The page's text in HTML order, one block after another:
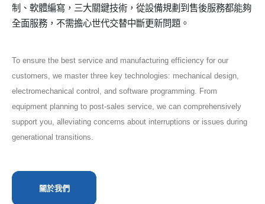
制、軟體編寫，三大關鍵技術，從設備規劃到售後服務都能夠
全面服務，不需擔心世代交替中斷更新問題。
To ensure the best service and manufacturing efficiency for our
customers, we master three key technologies: mechanical design,
electromechanical control, and software programming. From
equipment planning to post-sales service, we can comprehensively
support you, alleviating concerns about interruptions or issues during
generational transitions.
關於我們